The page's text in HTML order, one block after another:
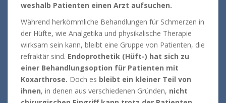
weshalb Patienten einen Arzt aufsuchen.
Während herkömmliche Behandlungen für Schmerzen in
der Hüfte, wie Analgetika und physikalische Therapie
wirksam sein kann, bleibt eine Gruppe von Patienten, die
refraktär sind. Endoprothetik (Hüft-) hat sich zu
einer Behandlungsoption für Patienten mit
Koxarthrose. Doch es bleibt ein kleiner Teil von
ihnen, in denen aus verschiedenen Gründen, nicht